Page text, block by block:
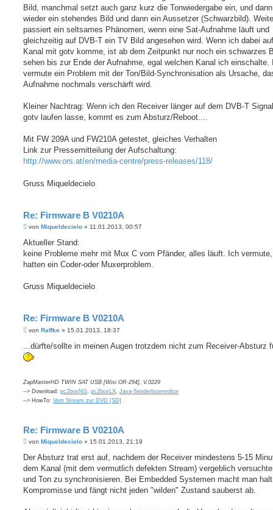
Bild, manchmal setzt auch ganz kurz die Tonwiedergabe ein, und
wieder ein stehendes Bild und dann ein Aussetzer (Schwarzbild).
passiert ein seltsames Phänomen, wenn eine Sat-Aufnahme läuft und
gleichzeitig auf DVB-T ein TV Bild angesehen wird. Wenn ich dabei
Kanal mit gotv komme, ist ab dem Zeitpunkt nur noch ein schwarzes
sehen bis zur Ende der Aufnahme, egal welchen Kanal ich einschalte.
vermute ein Problem mit der Ton/Bild-Synchronisation als Ursache,
Aufnahme nochmals verschärft wird.
Kleiner Nachtrag: Wenn ich den Receiver länger auf dem DVB-T
gotv laufen lasse, kommt es zum Absturz/Reboot....
Mit FW 209A und FW210A getestet, gleiches Verhalten
Link zur Pressemitteilung der Aufschaltung:
http://www.ors.at/en/media-centre/press-releases/118/
Gruss Miqueldecielo
Re: Firmware B V0210A
B
i
r
a
von Miqueldecielo » 11.01.2013, 00:57
Aktueller Stand:
keine Probleme mehr mit Mux C vom Pfänder, alles läuft. Ich
hatten ein Coder-oder Muxerproblem.
Gruss Miqueldecielo
Re: Firmware B V0210A
B
t
r
von Raffke » 15.01.2013, 18:37
...dürfte/sollte in meinen Augen trotzdem nicht zum Receiver-Absturz
ZapMasterHD TWIN SAT USB [Wisi OR-294], V.0229
--> Download: pc2boxNG pc2boxLX Java-Senderlisteneditor
--> HowTo: Vom Stream zur DVD [SD]
Re: Firmware B V0210A
B
i
r
a
von Miqueldecielo » 15.01.2013, 21:19
Der Absturz trat erst auf, nachdem der Receiver mindestens 5-15
dem Kanal (mit dem vermutlich defekten Stream) vergeblich
und Ton zu synchronisieren. Bei Embedded Systemen macht man
Kompromisse und fängt nicht jeden "wilden" Zustand sauberst ab.